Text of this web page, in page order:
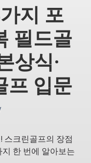
지 포
필드골
상식·
프 입문
스크린골프의 장점
한 번에 알아보는